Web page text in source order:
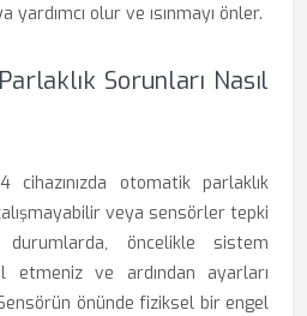
yardımcı olur ve ısınmayı önler.
Sorunları Nasıl
otomatik parlaklık
veya sensörler tepki
öncelikle sistem
etmeniz ve ardından ayarları
önünde fiziksel bir engel